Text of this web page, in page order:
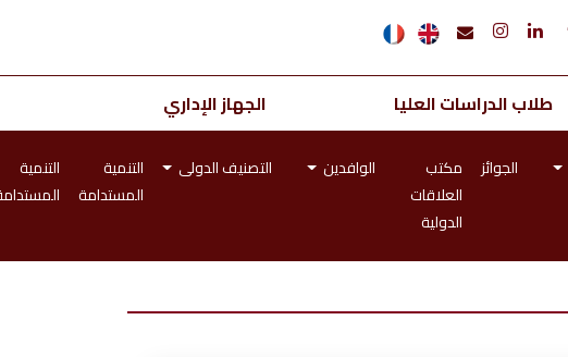
طلاب الدراسات العليا الجهاز الإداري
الجوائز
مكتب
العلاقات
الدولية
الوافدين التصنيف الدولى
التنمية
المستدامة
التنمية